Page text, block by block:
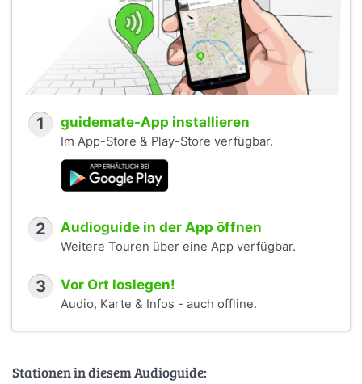
1 guidemate-App installieren
Im App-Store & Play-Store verfügbar.
2 Audioguide in der App öffnen
Weitere Touren über eine App verfügbar.
3 Vor Ort loslegen!
Audio, Karte & Infos - auch offline.
Stationen in diesem Audioguide: